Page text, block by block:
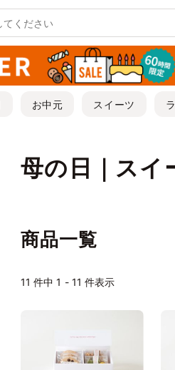
お中元 スイーツ
母の日｜スイ
商品一覧
11 件中 1 - 11 件表示